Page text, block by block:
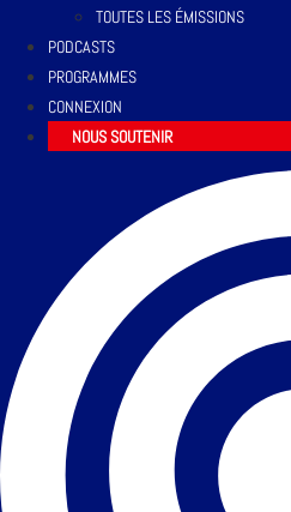
TOUTES LES ÉMISSIONS
PODCASTS
PROGRAMMES
CONNEXION
NOUS SOUTENIR